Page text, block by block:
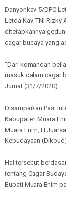
Danyonkav-5/DPC
Letda Kav. TNI Rizky
ditetapkannya
cagar budaya yang
"Dari komandan
masuk dalam cagar
Jumat (31/7/2020).
Disampaikan Pasi
Kabupaten Muara
Muara Enim, H
Kebudayaan
Hal tersebut
tentang Cagar
Bupati Muara Enim